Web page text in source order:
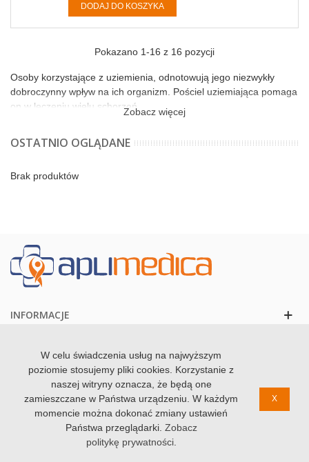
DODAJ DO KOSZYKA
Pokazano 1-16 z 16 pozycji
Osoby korzystające z uziemienia, odnotowują jego niezwykły
dobroczynny wpływ na ich organizm. Pościel uziemiająca pomaga
on w leczeniu wielu schorzeń.Zobacz więcej
OSTATNIO OGLĄDANE
Brak produktów
INFORMACJE
KONTAKT
© 2020 Zdrowolandia. Wszystkie prawa zastzrezone
W celu świadczenia usług na najwyższym
poziomie stosujemy pliki cookies. Korzystanie z
naszej witryny oznacza, że będą one
zamieszczane w Państwa urządzeniu. W każdym
momencie można dokonać zmiany ustawień
Państwa przeglądarki. Zobacz
politykę prywatności.
X